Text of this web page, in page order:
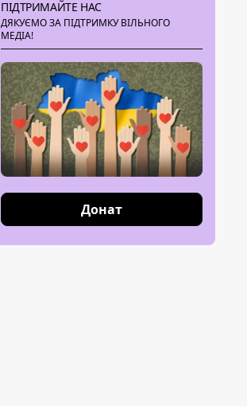
ПІДТРИМАЙТЕ НАС
ДЯКУЄМО ЗА ПІДТРИМКУ ВІЛЬНОГО
МЕДІА!
Донат